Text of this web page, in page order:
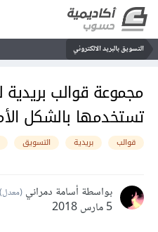
التسويق بالبريد الالكتروني
مجموعة قوالب
تستخدمها بالشكل
قوالب بريدية التسويق
بواسطة أسامة دمراني (معدل)
5 مارس 2018